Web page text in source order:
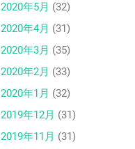
2020年5月 (32)
2020年4月 (31)
2020年3月 (35)
2020年2月 (33)
2020年1月 (32)
2019年12月 (31)
2019年11月 (31)